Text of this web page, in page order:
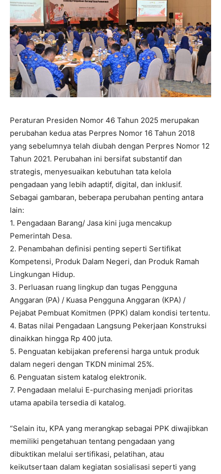
Peraturan Presiden Nomor 46 Tahun 2025 merupakan
perubahan kedua atas Perpres Nomor 16 Tahun 2018
yang sebelumnya telah diubah dengan Perpres Nomor 12
Tahun 2021. Perubahan ini bersifat substantif dan
strategis, menyesuaikan kebutuhan tata kelola
pengadaan yang lebih adaptif, digital, dan inklusif.
Sebagai gambaran, beberapa perubahan penting antara
lain:
1. Pengadaan Barang/ Jasa kini juga mencakup
Pemerintah Desa.
2. Penambahan definisi penting seperti Sertifikat
Kompetensi, Produk Dalam Negeri, dan Produk Ramah
Lingkungan Hidup.
3. Perluasan ruang lingkup dan tugas Pengguna
Anggaran (PA) / Kuasa Pengguna Anggaran (KPA) /
Pejabat Pembuat Komitmen (PPK) dalam kondisi tertentu.
4. Batas nilai Pengadaan Langsung Pekerjaan Konstruksi
dinaikkan hingga Rp 400 juta.
5. Penguatan kebijakan preferensi harga untuk produk
dalam negeri dengan TKDN minimal 25%.
6. Penguatan sistem katalog elektronik.
7. Pengadaan melalui E-purchasing menjadi prioritas
utama apabila tersedia di katalog.
“Selain itu, KPA yang merangkap sebagai PPK diwajibkan
memiliki pengetahuan tentang pengadaan yang
dibuktikan melalui sertifikasi, pelatihan, atau
keikutsertaan dalam kegiatan sosialisasi seperti yang